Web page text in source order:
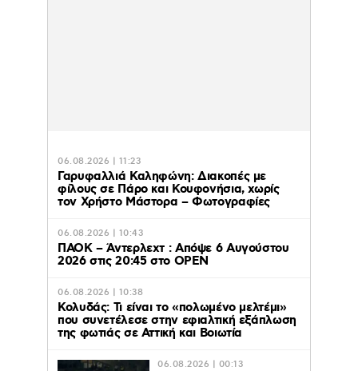
06.08.2026 | 11:23
Γαρυφαλλιά Καληφώνη: Διακοπές με
φίλους σε Πάρο και Κουφονήσια, χωρίς
τον Χρήστο Μάστορα – Φωτογραφίες
06.08.2026 | 10:43
ΠΑΟΚ – Άντερλεχτ : Απόψε 6 Αυγούστου
2026 στις 20:45 στο ΟΡΕΝ
06.08.2026 | 10:38
Κολυδάς: Τι είναι το «πολωμένο μελτέμι»
που συνετέλεσε στην εφιαλτική εξάπλωση
της φωτιάς σε Αττική και Βοιωτία
06.08.2026 | 00:13